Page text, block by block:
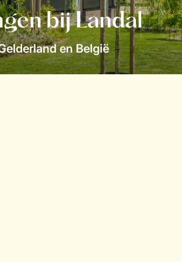
bij Landal
en België